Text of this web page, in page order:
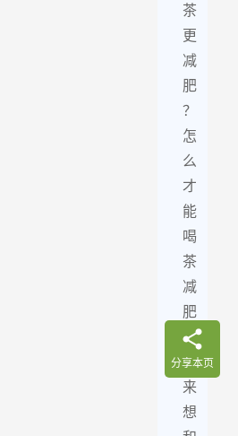
茶
更
减
肥
？
怎
么
才
能
喝
茶
减
肥
？
本
来
想
分享本页